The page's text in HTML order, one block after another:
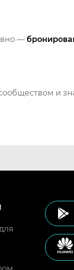
—
и